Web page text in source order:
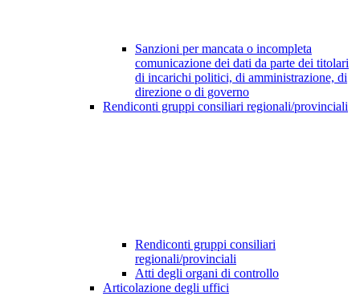
Sanzioni per mancata o incompleta
comunicazione dei dati da parte dei titolari
di incarichi politici, di amministrazione, di
direzione o di governo
Rendiconti gruppi consiliari regionali/provinciali
Rendiconti gruppi consiliari
regionali/provinciali
Atti degli organi di controllo
Articolazione degli uffici